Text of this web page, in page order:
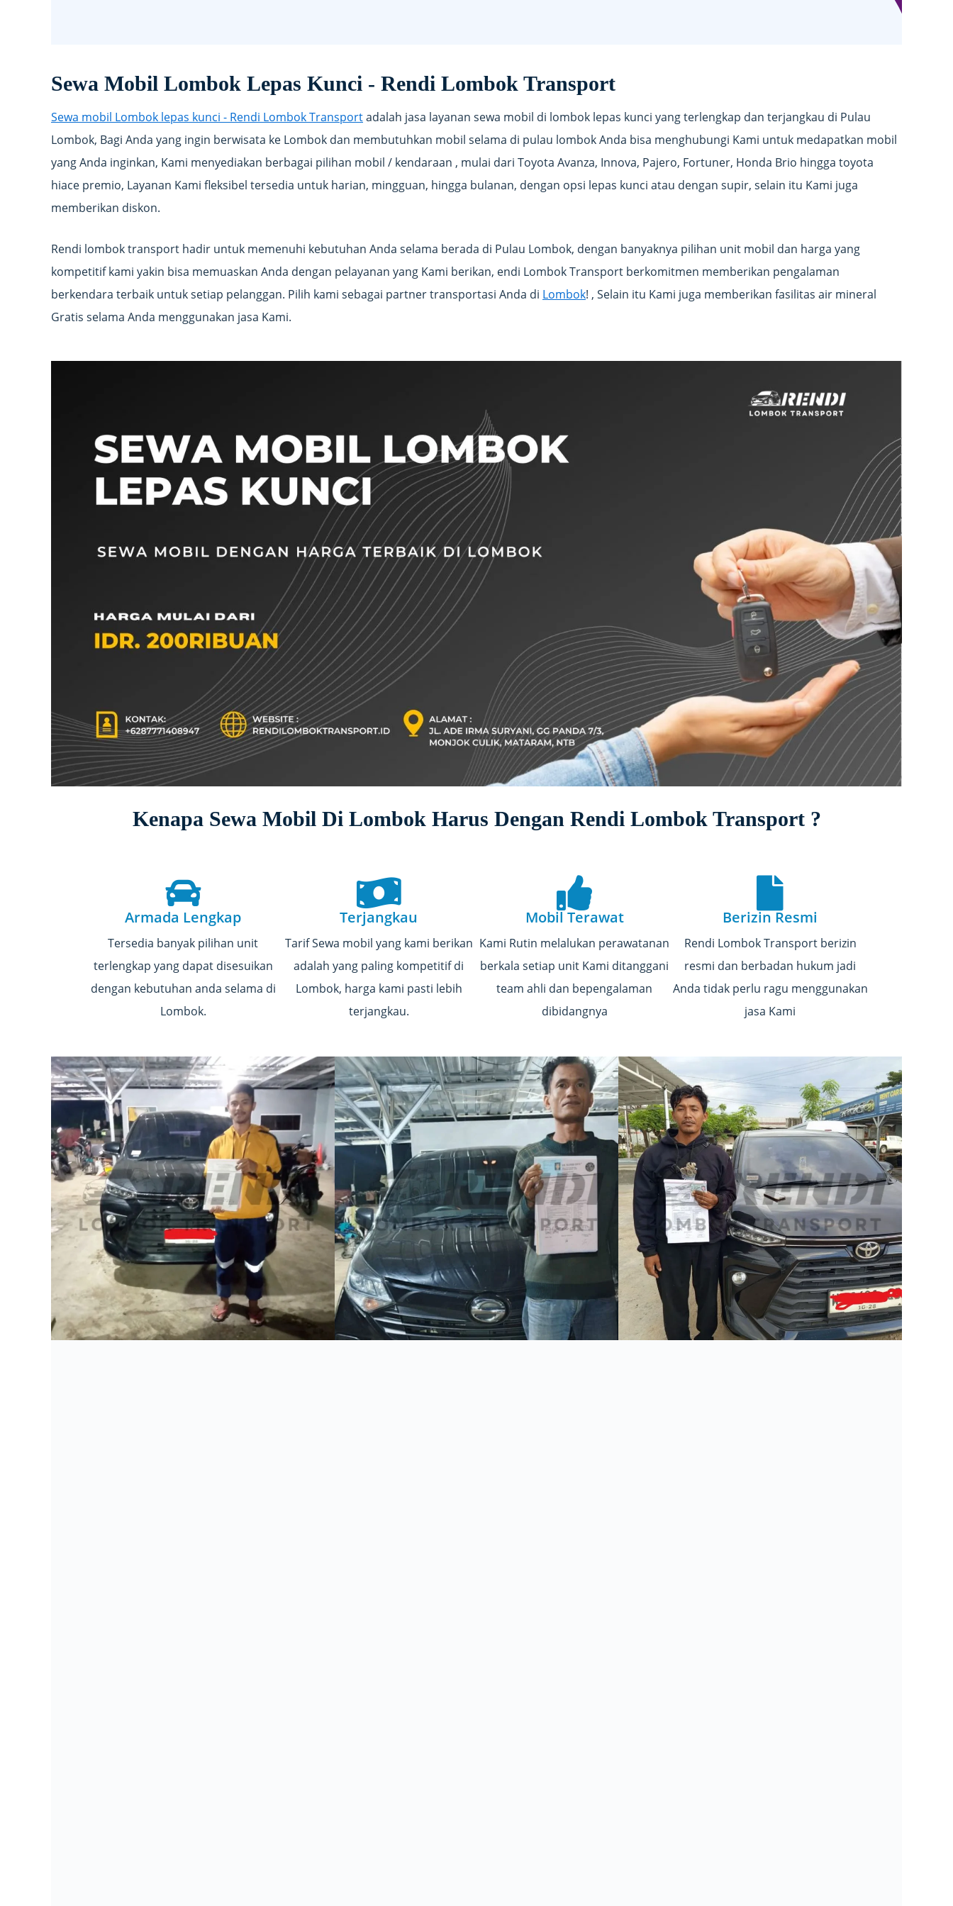
Sewa Mobil Lombok Lepas Kunci - Rendi Lombok Transport
Sewa mobil Lombok lepas kunci - Rendi Lombok Transportadalah jasa layanan sewa mobil di lombok lepas kunci yang terlengkap dan terjangkau di Pulau
Lombok, Bagi Anda yang ingin berwisata ke Lombok dan membutuhkan mobil selama di pulau lombok Anda bisa menghubungi Kami untuk medapatkan mobil
yang Anda inginkan, Kami menyediakan berbagai pilihan mobil / kendaraan , mulai dari Toyota Avanza, Innova, Pajero, Fortuner, Honda Brio hingga toyota
hiace premio, Layanan Kami fleksibel tersedia untuk harian, mingguan, hingga bulanan, dengan opsi lepas kunci atau dengan supir, selain itu Kami juga
memberikan diskon.
Rendi lombok transport hadir untuk memenuhi kebutuhan Anda selama berada di Pulau Lombok, dengan banyaknya pilihan unit mobil dan harga yang
kompetitif kami yakin bisa memuaskan Anda dengan pelayanan yang Kami berikan, endi Lombok Transport berkomitmen memberikan pengalaman
berkendara terbaik untuk setiap pelanggan. Pilih kami sebagai partner transportasi Anda di Lombok! , Selain itu Kami juga memberikan fasilitas air mineral
Gratis selama Anda menggunakan jasa Kami.
Kenapa Sewa Mobil Di Lombok Harus Dengan Rendi Lombok Transport ?
Armada Lengkap
Tersedia banyak pilihan unit
terlengkap yang dapat disesuikan
dengan kebutuhan anda selama di
Lombok.
Terjangkau
Tarif Sewa mobil yang kami berikan
adalah yang paling kompetitif di
Lombok, harga kami pasti lebih
terjangkau.
Mobil Terawat
Kami Rutin melalukan perawatanan
berkala setiap unit Kami ditanggani
team ahli dan bepengalaman
dibidangnya
Berizin Resmi
Rendi Lombok Transport berizin
resmi dan berbadan hukum jadi
Anda tidak perlu ragu menggunakan
jasa Kami